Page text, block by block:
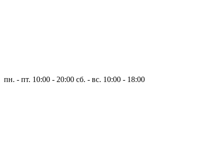
пн. - пт. 10:00 - 20:00 сб. - вс. 10:00 - 18:00